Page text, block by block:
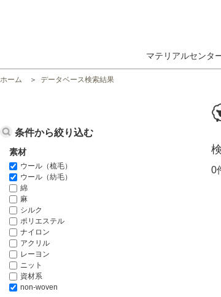
マテリアルセンタ
ホーム データベース検索結果
0
条件から絞り込む
素材
ウール（梳毛）
ウール（紡毛）
綿
麻
シルク
ポリエステル
ナイロン
アクリル
レーヨン
ニット
資材系
non-woven